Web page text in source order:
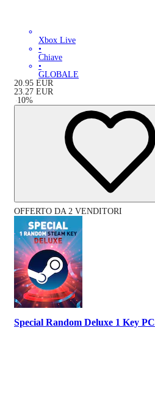
Xbox Live
•
Chiave
•
GLOBALE
20.95 EUR
23.27 EUR
-10%
OFFERTO DA 2 VENDITORI
Special Random Deluxe 1 Key PC